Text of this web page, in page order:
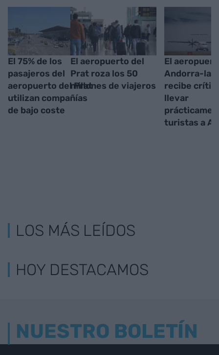
El 75% de los
pasajeros del
aeropuerto del Prat
utilizan compañías
de bajo coste
El aeropuerto del
Prat roza los 50
millones de viajeros
El
Andorra-la
recibe
llevar
turistas a
LOS MÁS LEÍDOS
HOY DESTACAMOS
NUESTRO BOLETÍN